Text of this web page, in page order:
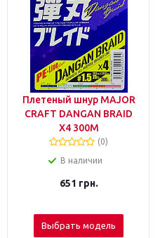
Плетеный шнур MAJOR
CRAFT DANGAN BRAID
X4 300М
(0)
В наличии
651 грн.
Выбрать модель